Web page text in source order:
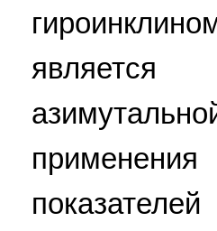
является